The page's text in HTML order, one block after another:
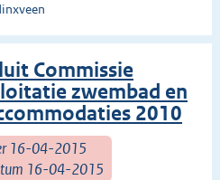
Commissie
zwembad en
2010
16-04-2015
16-04-2015